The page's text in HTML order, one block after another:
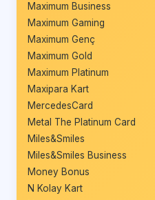
Maximum Business
Maximum Gaming
Maximum Genç
Maximum Gold
Maximum Platinum
Maxipara Kart
MercedesCard
Metal The Platinum Card
Miles&Smiles
Miles&Smiles Business
Money Bonus
N Kolay Kart